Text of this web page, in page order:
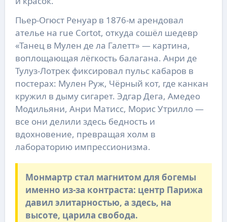
Пьер-Огюст Ренуар в 1876-м арендовал
ателье на rue Cortot, откуда сошёл шедевр
«Танец в Мулен де ла Галетт» — картина,
воплощающая лёгкость балагана. Анри де
Тулуз-Лотрек фиксировал пульс кабаров в
постерах: Мулен Руж, Чёрный кот, где канкан
кружил в дыму сигарет. Эдгар Дега, Амедео
Модильяни, Анри Матисс, Морис Утрилло —
все они делили здесь бедность и
вдохновение, превращая холм в
лабораторию импрессионизма.
Монмартр стал магнитом для богемы
именно из-за контраста: центр Парижа
давил элитарностью, а здесь, на
высоте, царила свобода.